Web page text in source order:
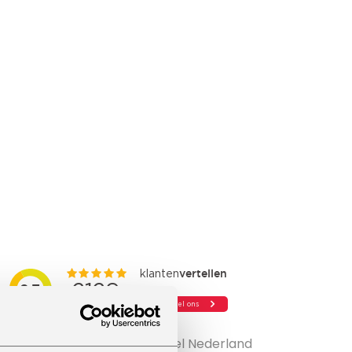
25+ zanglocaties door heel Nederland